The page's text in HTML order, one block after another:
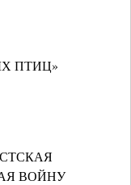
ПТИЦ»
ВОЙНУ